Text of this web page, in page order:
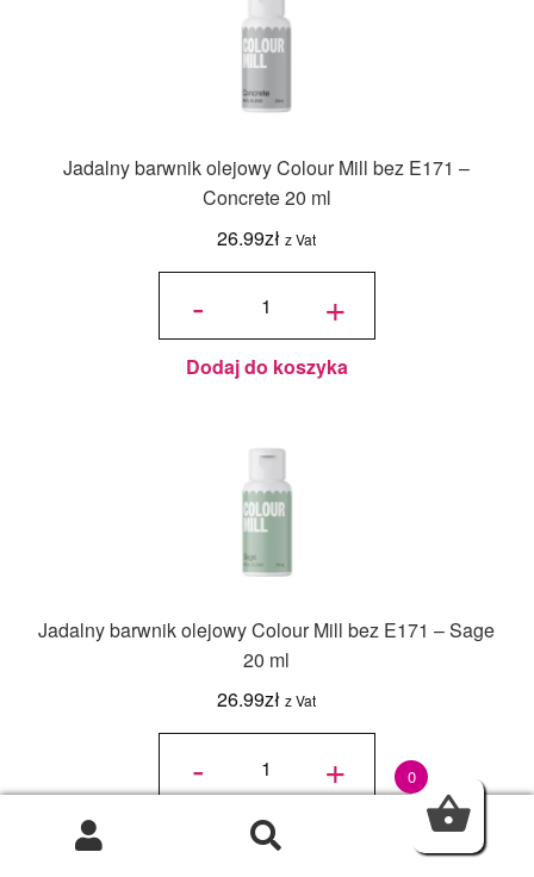
Jadalny barwnik olejowy Colour Mill bez E171 –
Concrete 20 ml
26.99zł z Vat
-
ilość
olejowy
Colour
E171 -
Concrete
+
Dodaj do koszyka
Jadalny barwnik olejowy Colour Mill bez E171 – Sage
20 ml
26.99zł z Vat
-
ilość
olejowy
Colour
Mill bez
E171 -
Sage
+
Dodaj do koszyka
0